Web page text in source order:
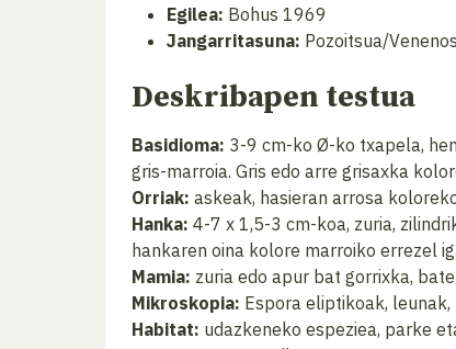
Egilea: Bohus 1969
Jangarritasuna: Pozoitsua/
Deskribapen testua
Basidioma: 3-9 cm-ko Ø-ko txapela,
gris-marroia. Gris edo arre grisaxka
Orriak: askeak, hasieran arrosa
Hanka: 4-7 x 1,5-3 cm-koa, zuria,
hankaren oina kolore marroiko errezel
Mamia: zuria edo apur bat gorrixka,
Mikroskopia: Espora eliptikoak,
Habitat: udazkeneko espeziea, parke